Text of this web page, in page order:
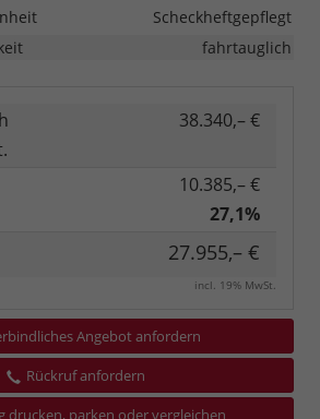
Scheckheftgepflegt
fahrtauglich
38.340,– €
10.385,– €
27,1%
27.955,– €
incl. 19% MwSt.
Angebot anfordern
Rückruf anfordern
drucken, parken oder vergleichen